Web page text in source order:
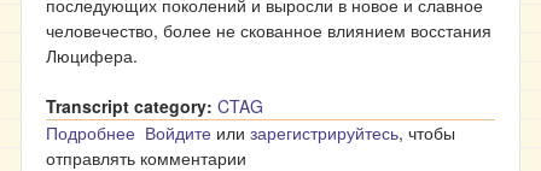
последующих поколений и выросли в новое и славное
человечество, более не скованное влиянием восстания
Люцифера.
Transcript category: CTAG
Подробнее о Миссия Урантии - 10
Войдите или зарегистрируйтесь, чтобы
отправлять комментарии